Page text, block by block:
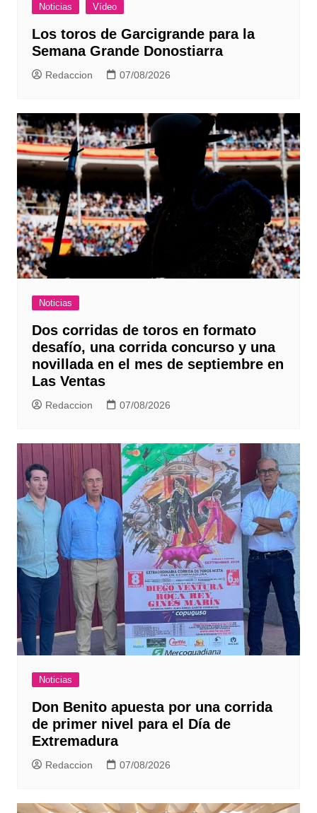
Noticias Vídeo
Los toros de Garcigrande para la
Semana Grande Donostiarra
Redaccion 07/08/2026
Noticias
Dos corridas de toros en formato
desafío, una corrida concurso y una
novillada en el mes de septiembre en
Las Ventas
Redaccion 07/08/2026
Noticias
Don Benito apuesta por una corrida
de primer nivel para el Día de
Extremadura
Redaccion 07/08/2026